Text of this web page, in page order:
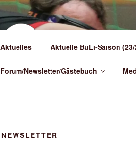
Torballsport in
Aktuelles Aktuelle BuLi-Saison (23/
Forum/Newsletter/Gästebuch
NEWSLETTER